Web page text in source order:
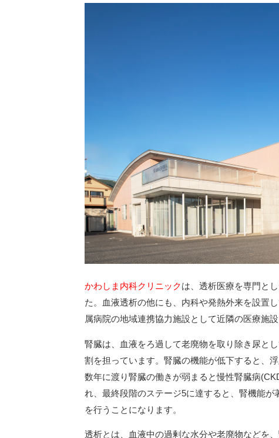
かわしま内科クリニックは、透析医療を専門と
た。血液透析の他にも、内科や発熱外来を設置
属病院の地域連携協力施設として近隣の医療施
腎臓は、血液をろ過して老廃物を取り除き尿と
割を担っています。腎臓の機能が低下すると、
数年に渡り腎臓の働きが弱まると慢性腎臓病
れ、最終段階のステージ5に達すると、腎機能
を行うことになります。
透析とは、血液中の過剰な水分や老廃物などを